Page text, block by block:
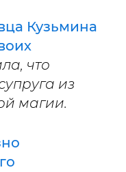
Кузьмина
что
из
магии.